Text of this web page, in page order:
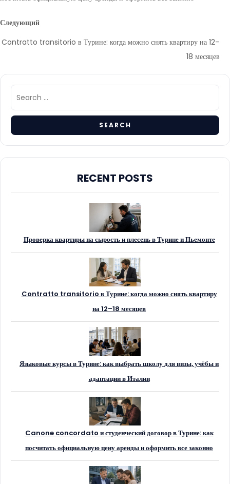
Следующий
Contratto transitorio в Турине: когда можно снять квартиру на 12–
18 месяцев
RECENT POSTS
Проверка квартиры на сырость и плесень в Турине и Пьемонте
Contratto transitorio в Турине: когда можно снять квартиру
на 12–18 месяцев
Языковые курсы в Турине: как выбрать школу для визы, учёбы и
адаптации в Италии
Canone concordato и студенческий договор в Турине: как
посчитать официальную цену аренды и оформить все законно